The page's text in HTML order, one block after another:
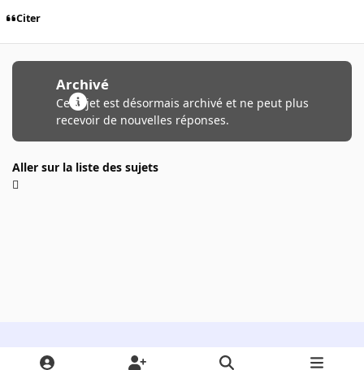
Citer
Archivé
Ce sujet est désormais archivé et ne peut plus
recevoir de nouvelles réponses.
Aller sur la liste des sujets